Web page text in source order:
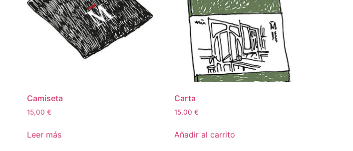
Camiseta
15,00€
Leer más
Carta
15,00€
Añadir al carrito